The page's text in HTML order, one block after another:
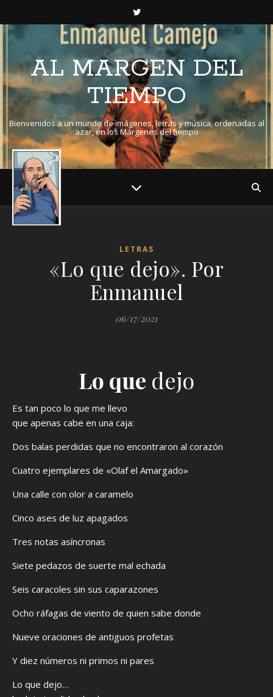
AL MARGEN DEL
TIEMPO
Bienvenidos a un mundo de imágenes, letras y música, ordenadas al
azar, en los Márgenes del tiempo
LETRAS
«Lo que dejo». Por
Enmanuel
06/17/2021
Lo que dejo
Es tan poco lo que me llevo
que apenas cabe en una caja:
Dos balas perdidas que no encontraron al corazón
Cuatro ejemplares de «Olaf el Amargado»
Una calle con olor a caramelo
Cinco ases de luz apagados
Tres notas asíncronas
Siete pedazos de suerte mal echada
Seis caracoles sin sus caparazones
Ocho ráfagas de viento de quien sabe donde
Nueve oraciones de antiguos profetas
Y diez números ni primos ni pares
Lo que dejo…